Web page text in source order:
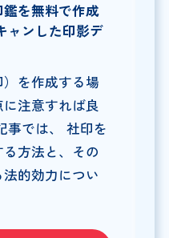
を無料で作成
ャンした印影デ
を作成する場
注意すれば良
事では、 社印を
方法と、その
的効力につい